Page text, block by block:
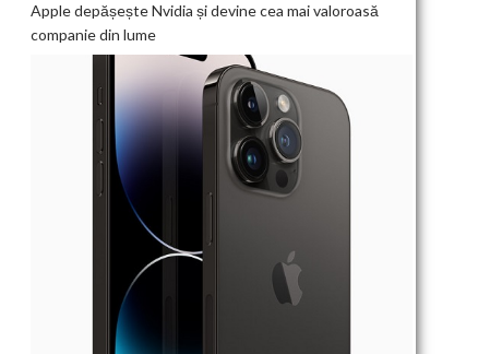
Apple depășește Nvidia și devine cea mai valoroasă
companie din lume